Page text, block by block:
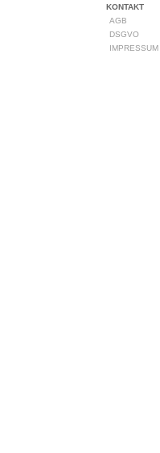
KONTAKT
AGB
DSGVO
IMPRESSUM